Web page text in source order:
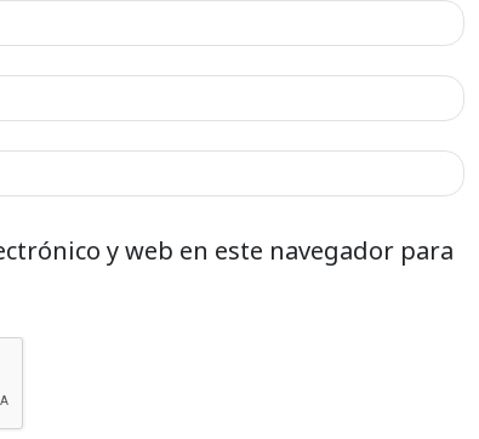
y web en este navegador para